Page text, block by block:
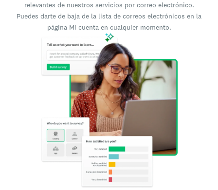
relevantes de nuestros servicios por correo electrónico.
Puedes darte de baja de la lista de correos electrónicos en la
página Mi cuenta en cualquier momento.